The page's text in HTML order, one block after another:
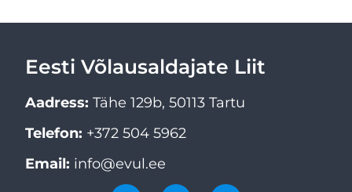
Eesti Võlausaldajate Liit
Aadress: Tähe 129b, 50113 Tartu
Telefon: +372 504 5962
Email: info@evul.ee